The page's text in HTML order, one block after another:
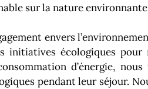
sur la nature
envers
initiatives écologiques
d’énergie,
pendant leur séjour.